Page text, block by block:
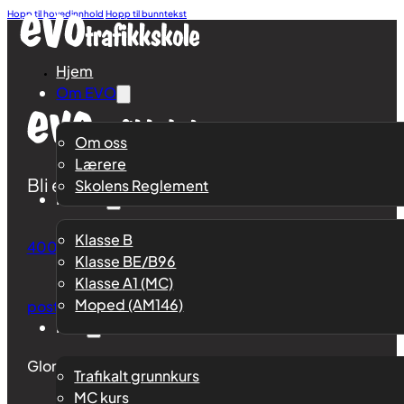
Hopp til hovedinnhold Hopp til bunntekst
Hjem
Om EVO
Om oss
Lærere
Skolens Reglement
Klasser
Klasse B
Klasse BE/B96
Klasse A1 (MC)
Moped (AM146)
Kurs
Trafikalt grunnkurs
MC kurs
Bli en dyktig, trygg og ansvarsbevisst
4000 5784
post@evotrafikkskole.no
Glommengata 63, 2211 Kongsvinger